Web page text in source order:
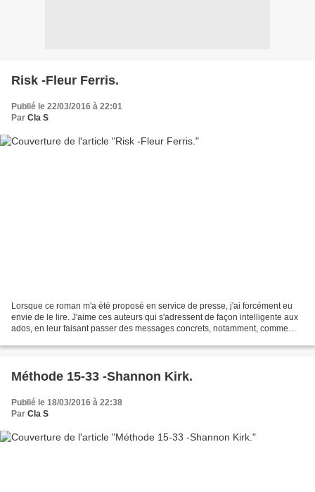
Risk -Fleur Ferris.
Publié le 22/03/2016 à 22:01
Par Cla S
Lorsque ce roman m'a été proposé en service de presse, j'ai forcément eu
envie de le lire. J'aime ces auteurs qui s'adressent de façon intelligente aux
ados, en leur faisant passer des messages concrets, notamment, comme
Méthode 15-33 -Shannon Kirk.
Publié le 18/03/2016 à 22:38
Par Cla S